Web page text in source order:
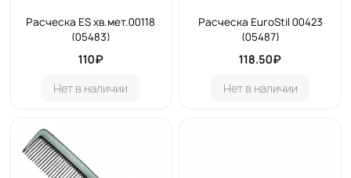
Расческа ES хв.мет.00118
(05483)
110₽
Нет в наличии
Расческа EuroStil 00423
(05487)
118.50₽
Нет в наличии